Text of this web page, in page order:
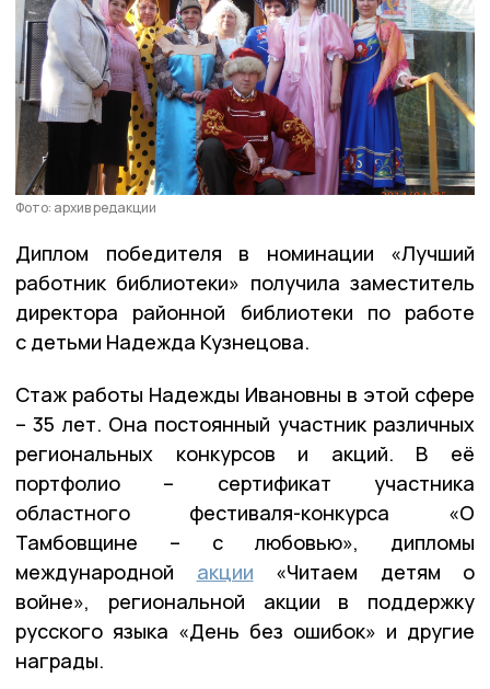
Фото: архив редакции
Диплом победителя в номинации «Лучший
работник библиотеки» получила заместитель
директора районной библиотеки по работе
с детьми Надежда Кузнецова.
Стаж работы Надежды Ивановны в этой сфере
– 35 лет. Она постоянный участник различных
региональных конкурсов и акций. В её
портфолио – сертификат участника
областного фестиваля-конкурса «О
Тамбовщине – с любовью», дипломы
международной акции «Читаем детям о
войне», региональной акции в поддержку
русского языка «День без ошибок» и другие
награды.